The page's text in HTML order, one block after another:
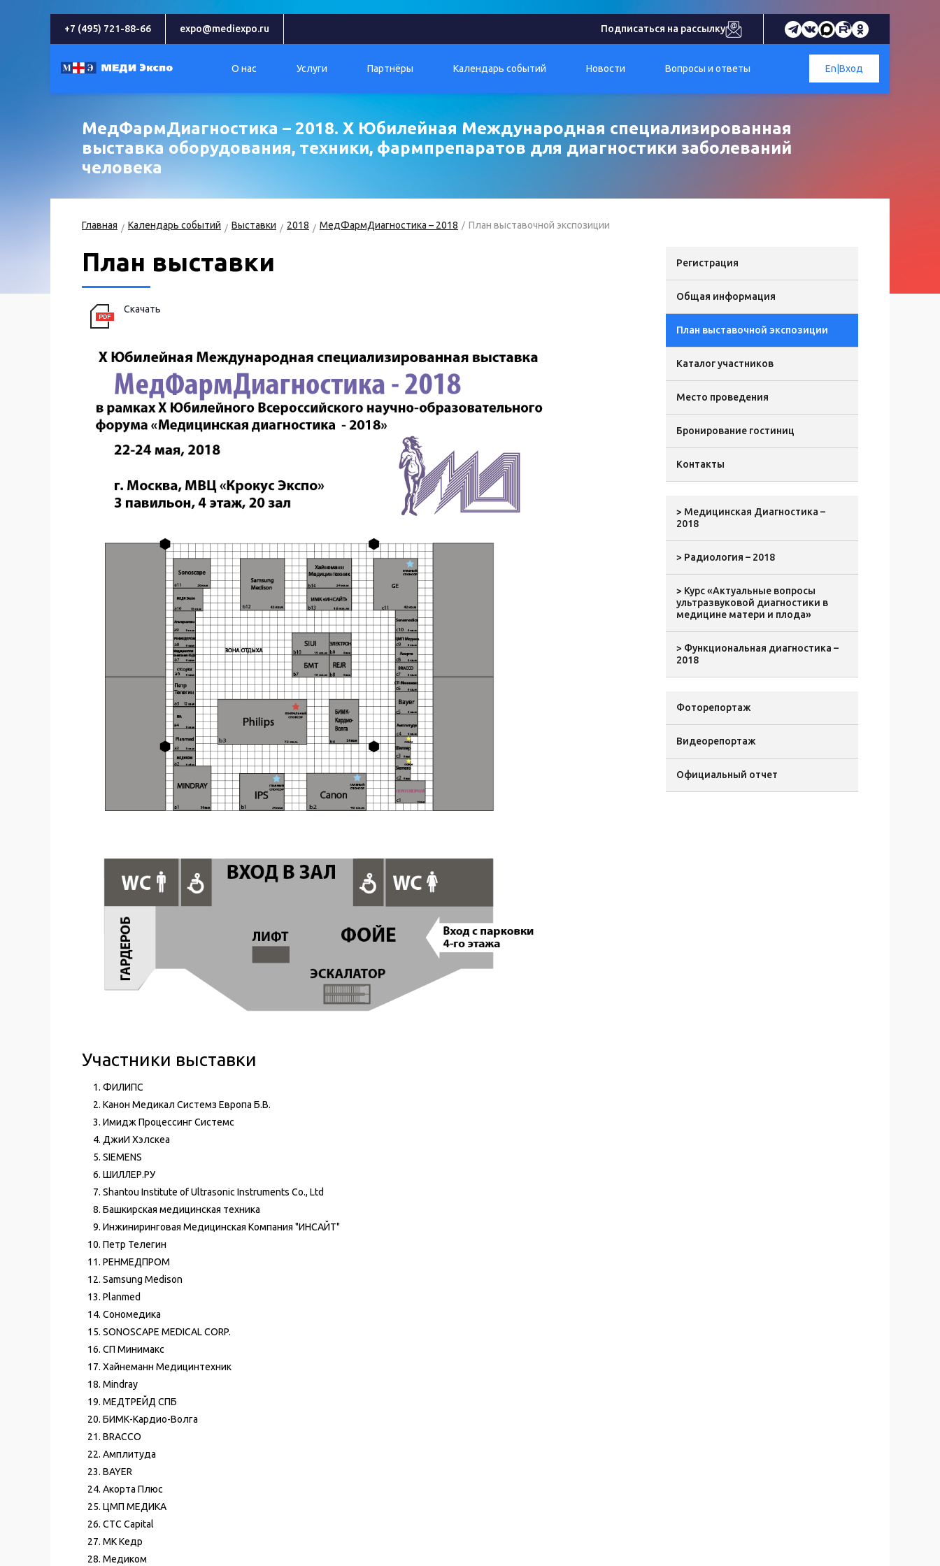
+7 (495) 721-88-66 expo@mediexpo.ru Подписаться на рассылку
О нас Услуги Партнёры Календарь событий Новости Вопросы и ответы Вход
En
МедФармДиагностика – 2018. X Юбилейная Международная специализированная
выставка оборудования, техники, фармпрепаратов для диагностики заболеваний
человека
Главная Календарь событий Выставки 2018 МедФармДиагностика – 2018 План выставочной экспозиции
План выставки
Скачать
Участники выставки
ФИЛИПС
Канон Медикал Системз Европа Б.В.
Имидж Процессинг Системс
ДжиИ Хэлскеа
SIEMENS
ШИЛЛЕР.РУ
Shantou Institute of Ultrasonic Instruments Co., Ltd
Башкирская медицинская техника
Инжиниринговая Медицинская Компания "ИНСАЙТ"
Петр Телегин
РЕНМЕДПРОМ
Samsung Medison
Planmed
Сономедика
SONOSCAPE MEDICAL CORP.
СП Минимакс
Хайнеманн Медицинтехник
Mindray
МЕДТРЕЙД СПБ
БИМК-Кардио-Волга
BRACCO
Амплитуда
BAYER
Акорта Плюс
ЦМП МЕДИКА
CTC Capital
МК Кедр
Медиком
Регистрация
Общая информация
План выставочной экспозиции
Каталог участников
Место проведения
Бронирование гостиниц
Контакты
> Медицинская Диагностика –
2018
> Радиология – 2018
> Курс «Актуальные вопросы
ультразвуковой диагностики в
медицине матери и плода»
> Функциональная диагностика –
2018
Фоторепортаж
Видеорепортаж
Официальный отчет